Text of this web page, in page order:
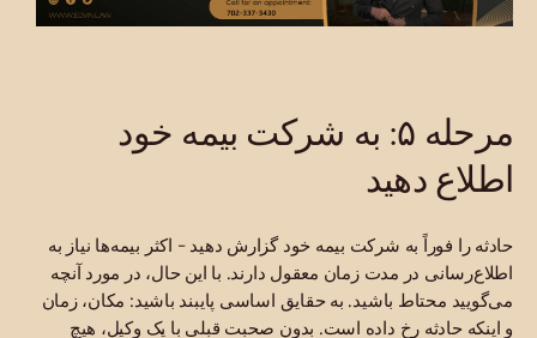
مرحله ۵: به شرکت بیمه خود
اطلاع دهید
حادثه را فوراً به شرکت بیمه خود گزارش دهید - اکثر بیمه‌ها نیاز به
اطلاع‌رسانی در مدت زمان معقول دارند. با این حال، در مورد آنچه
می‌گویید محتاط باشید. به حقایق اساسی پایبند باشید: مکان، زمان
و اینکه حادثه رخ داده است. بدون صحبت قبلی با یک وکیل، هیچ